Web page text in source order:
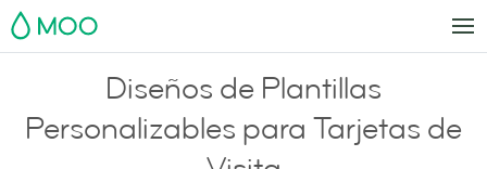
MOO
Diseños de Plantillas
Personalizables para Tarjetas de